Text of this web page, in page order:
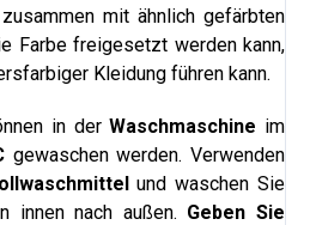
mit ähnlich gefärbten
Farbe freigesetzt werden kann,
Kleidung führen kann.
in derWaschmaschine im
gewaschen werden. Verwenden
und waschen Sie
innen nach außen. Geben Sie